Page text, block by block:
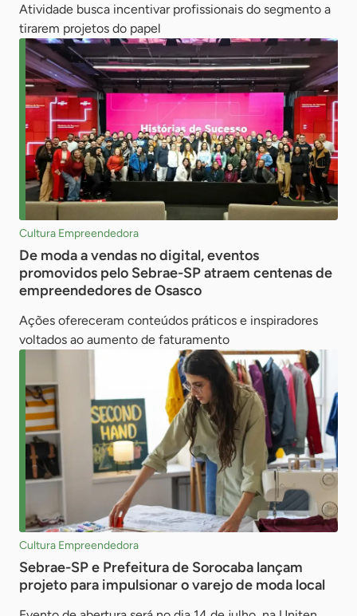
Atividade busca incentivar profissionais do segmento a
tirarem projetos do papel
Cultura Empreendedora
De moda a vendas no digital, eventos
promovidos pelo Sebrae-SP atraem centenas de
empreendedores de Osasco
Ações ofereceram conteúdos práticos e inspiradores
voltados ao aumento de faturamento
Cultura Empreendedora
Sebrae-SP e Prefeitura de Sorocaba lançam
projeto para impulsionar o varejo de moda local